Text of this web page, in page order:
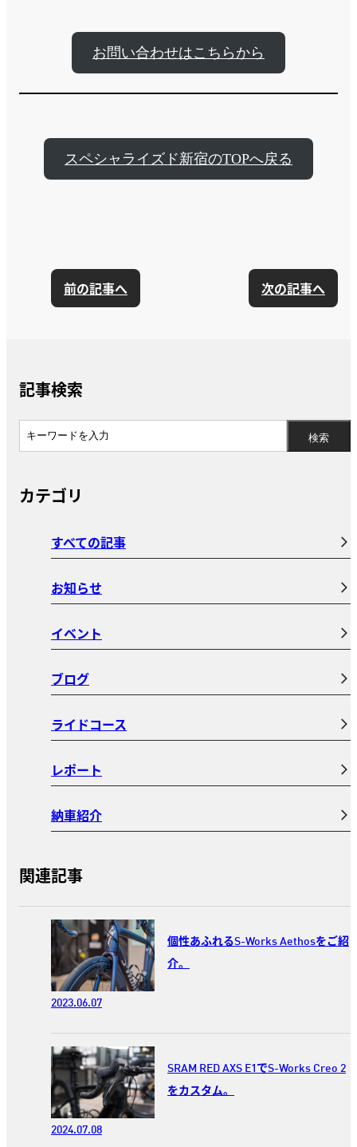
お問い合わせはこちらから
スペシャライズド新宿のTOPへ戻る
前の記事へ 次の記事へ
記事検索
カテゴリ
すべての記事
お知らせ
イベント
ブログ
ライドコース
レポート
納車紹介
関連記事
個性あふれるS-Works Aethosをご紹
介。
2023.06.07
SRAM RED AXS E1でS-Works Creo 2
をカスタム。
2024.07.08